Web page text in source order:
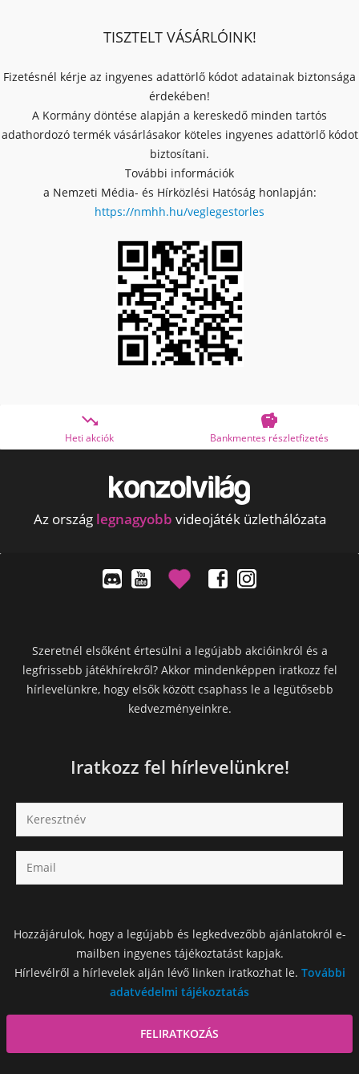
TISZTELT VÁSÁRLÓINK!
Fizetésnél kérje az ingyenes adattörlő kódot adatainak biztonsága
érdekében!
A Kormány döntése alapján a kereskedő minden tartós
adathordozó termék vásárlásakor köteles ingyenes adattörlő kódot
biztosítani.
További információk
a Nemzeti Média- és Hírközlési Hatóság honlapján:
https://nmhh.hu/veglegestorles
Heti akciók Bankmentes részletfizetés
Az ország legnagyobb videojáték üzlethálózata
Szeretnél elsőként értesülni a legújabb akcióinkról és a
legfrissebb játékhírekről? Akkor mindenképpen iratkozz fel
hírlevelünkre, hogy elsők között csaphass le a legütősebb
kedvezményeinkre.
Iratkozz fel hírlevelünkre!
Hozzájárulok, hogy a legújabb és legkedvezőbb ajánlatokról e-
mailben ingyenes tájékoztatást kapjak.
Hírlevélről a hírlevelek alján lévő linken iratkozhat le. További
adatvédelmi tájékoztatás